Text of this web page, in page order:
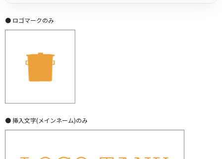
● ロゴマークのみ
● 挿入文字(メインネーム)のみ